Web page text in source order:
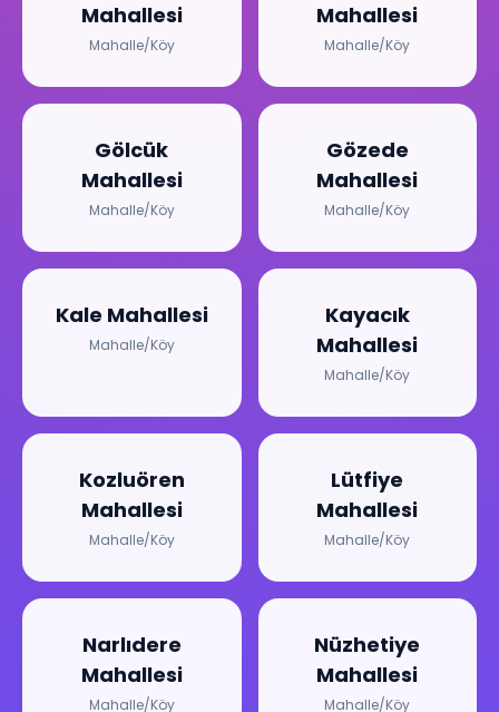
Mahallesi
Mahalle/Köy
Mahallesi
Mahalle/Köy
Gölcük
Mahallesi
Mahalle/Köy
Gözede
Mahallesi
Mahalle/Köy
Kale Mahallesi
Mahalle/Köy
Kayacık
Mahallesi
Mahalle/Köy
Kozluören
Mahallesi
Mahalle/Köy
Lütfiye
Mahallesi
Mahalle/Köy
Narlıdere
Mahallesi
Mahalle/Köy
Nüzhetiye
Mahallesi
Mahalle/Köy